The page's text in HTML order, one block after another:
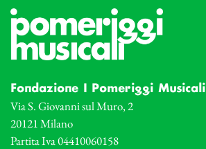
Fondazione I Pomeriggi Musicali
Via S. Giovanni sul Muro, 2
20121 Milano
Partita Iva 04410060158